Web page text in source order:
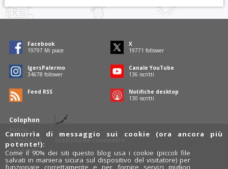
Colophon
Policy
Pubblicità
Contatti
Statistiche commenti
Facebook
19797 Mi piace
X
19771 follower
IgersPalermo
34678 follower
Canale YouTube
136 iscritti
Feed RSS
Notifiche desktop
130 iscritti
Camurrìa di messaggio sui cookie (ora ancora più
potente!):
Come il 90% dei siti questo blog usa i cookie (piccoli file
salvati in maniera sicura sul dispositivo del visitatore) per
funzionare correttamente e per fornire servizi migliori